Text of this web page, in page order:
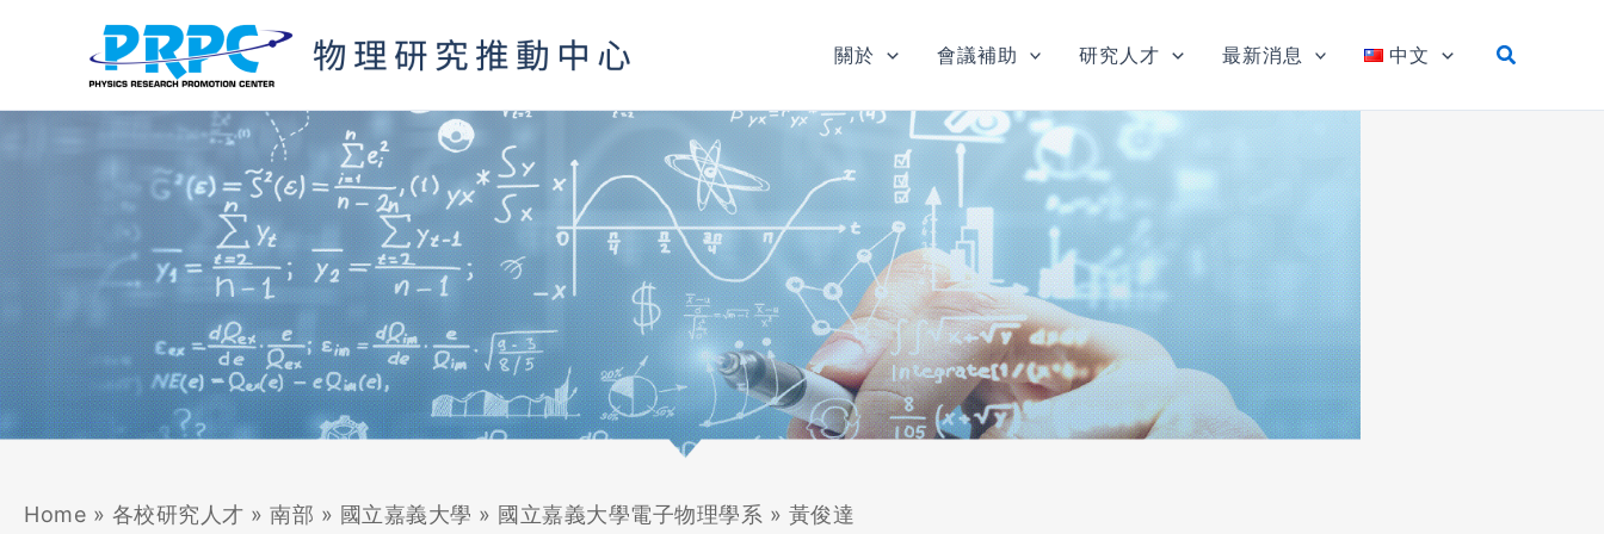
內
容
關於 會議補助 研究人才 最新消息 中文
Home » 各校研究人才 » 南部 » 國立嘉義大學 » 國立嘉義大學電子物理學系 » 黃俊達